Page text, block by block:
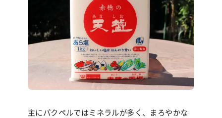
主にパクペルではミネラルが多く、まろやかな